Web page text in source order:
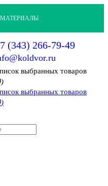
(343) 266-79-49
выбранных товаров
)
выбранных товаров
)